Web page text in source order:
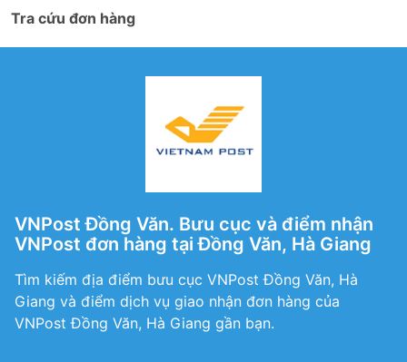
Tra cứu đơn hàng
VNPost Đồng Văn. Bưu cục và điểm nhận
VNPost đơn hàng tại Đồng Văn, Hà Giang
Tìm kiếm địa điểm bưu cục VNPost Đồng Văn, Hà
Giang và điểm dịch vụ giao nhận đơn hàng của
VNPost Đồng Văn, Hà Giang gần bạn.